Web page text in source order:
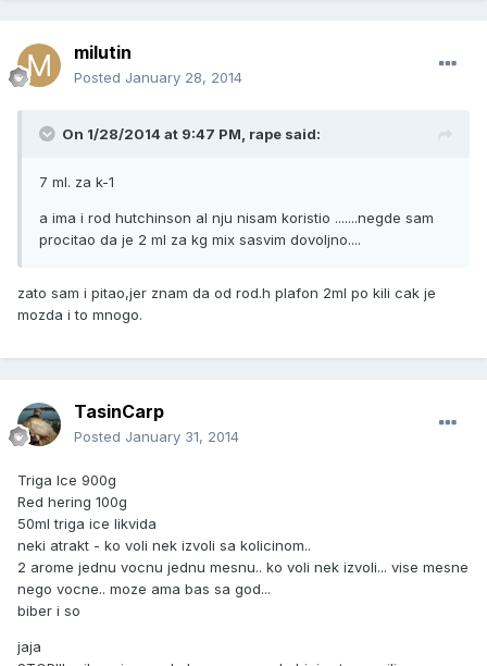
milutin
Posted January 28, 2014
On 1/28/2014 at 9:47 PM, rape said:
7 ml. za k-1
a ima i rod hutchinson al nju nisam koristio .......negde sam
procitao da je 2 ml za kg mix sasvim dovoljno....
zato sam i pitao,jer znam da od rod.h plafon 2ml po kili cak je
mozda i to mnogo.
TasinCarp
Posted January 31, 2014
Triga Ice 900g
Red hering 100g
50ml triga ice likvida
neki atrakt - ko voli nek izvoli sa kolicinom..
2 arome jednu vocnu jednu mesnu.. ko voli nek izvoli... vise mesne
nego vocne.. moze ama bas sa god...
biber i so
jaja